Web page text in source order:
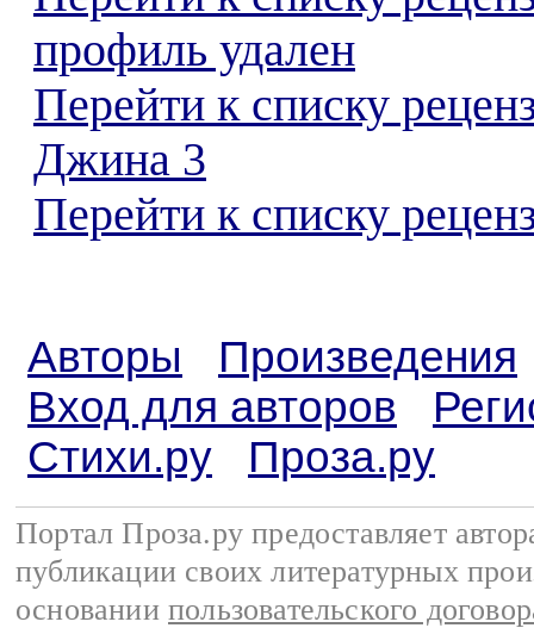
профиль удален
Перейти к списку
Джина 3
Перейти к списку
Авторы
Произведения
Вход для авторов
Стихи.ру
Проза.ру
Портал Проза.ру предоставляет
публикации своих литературных
основании пользовательского